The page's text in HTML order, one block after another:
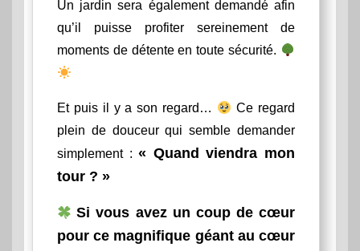
Un jardin sera également demandé afin
qu’il puisse profiter sereinement de
moments de détente en toute sécurité.
Et puis il y a son regard…
Ce regard
plein de douceur qui semble demander
simplement :« Quand viendra mon
tour ? »
Si vous avez un coup de cœur
pour ce magnifique géant au cœur